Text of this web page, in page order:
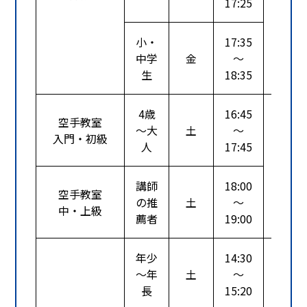
小・
中学
生
金
17:35
～
18:35
空手教室
入門・初級
4歳
～大
人
土
16:45
～
17:45
空手教室
中・上級
講師
の推
薦者
土
18:00
～
19:00
年少
～年
長
土
14:30
～
15:20